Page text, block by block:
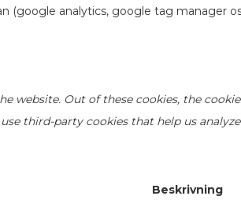
(google analytics, google tag manager
Out of these cookies, the
third-party cookies that help us
Beskrivning